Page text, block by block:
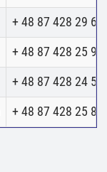
+ 48 87 428 29 62
+ 48 87 428 25 98
+ 48 87 428 24 52
+ 48 87 428 25 80